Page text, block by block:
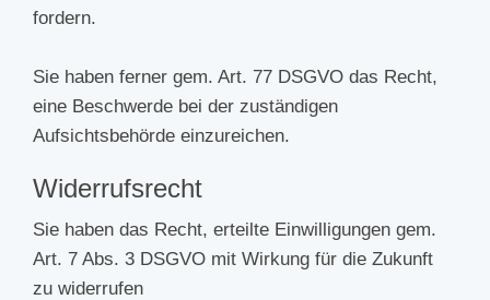
fordern.
Sie haben ferner gem. Art. 77 DSGVO das Recht,
eine Beschwerde bei der zuständigen
Aufsichtsbehörde einzureichen.
Widerrufsrecht
Sie haben das Recht, erteilte Einwilligungen gem.
Art. 7 Abs. 3 DSGVO mit Wirkung für die Zukunft
zu widerrufen